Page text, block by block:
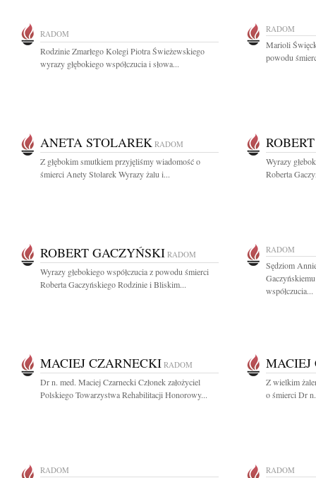
RADOM
Rodzinie Zmarłego Kolegi Piotra Świeżewskiego
wyrazy głębokiego współczucia i słowa...
RADOM
Marioli
powodu
ANETA STOLAREK RADOM
Z głębokim smutkiem przyjęliśmy wiadomość o
śmierci Anety Stolarek Wyrazy żalu i...
Wyrazy
Roberta
ROBERT GACZYŃSKI RADOM
Wyrazy głebokiego współczucia z powodu śmierci
Roberta Gaczyńskiego Rodzinie i Bliskim...
RADOM
Sędziom
współczucia...
MACIEJ CZARNECKI RADOM
Dr n. med. Maciej Czarnecki Członek założyciel
Polskiego Towarzystwa Rehabilitacji Honorowy...
MACIEJ
Z wielkim
o śmierci Dr
RADOM RADOM